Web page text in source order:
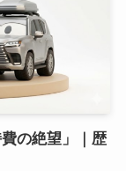
の絶望」｜歴